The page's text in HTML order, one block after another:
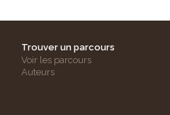
Trouver un parcours
Voir les parcours
Auteurs